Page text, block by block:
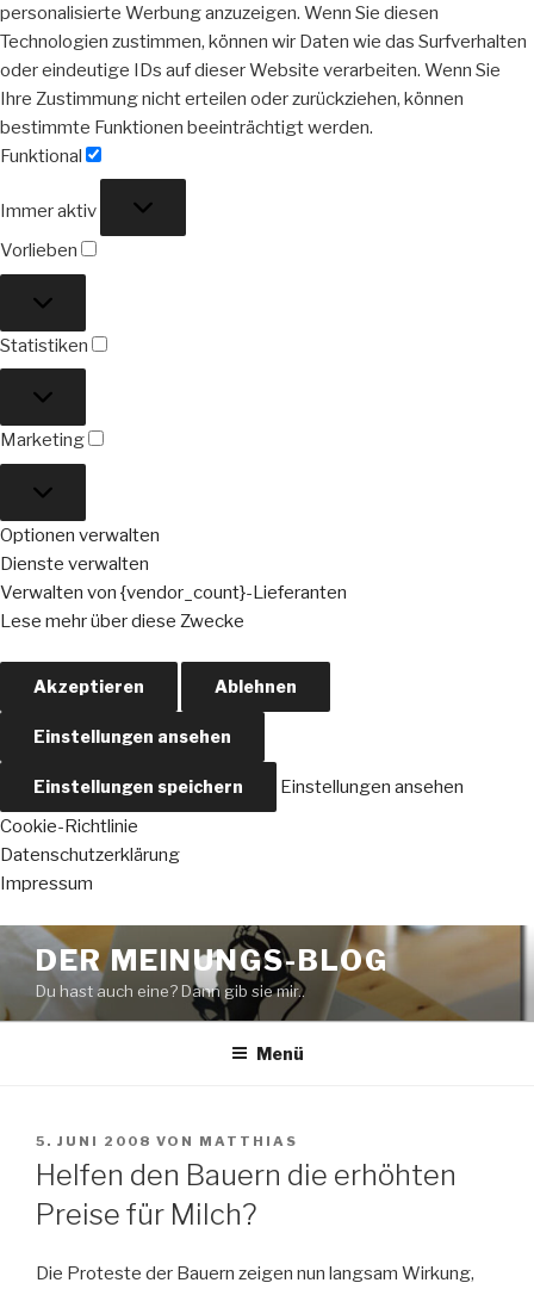
personalisierte Werbung anzuzeigen. Wenn Sie diesen
Technologien zustimmen, können wir Daten wie das Surfverhalten
oder eindeutige IDs auf dieser Website verarbeiten. Wenn Sie
Ihre Zustimmung nicht erteilen oder zurückziehen, können
bestimmte Funktionen beeinträchtigt werden.
Funktional
Immer aktiv
Vorlieben
Statistiken
Marketing
Optionen verwalten
Dienste verwalten
Verwalten von {vendor_count}-Lieferanten
Lese mehr über diese Zwecke
Akzeptieren Ablehnen
Einstellungen ansehen
Einstellungen speichern
Einstellungen ansehen
Cookie-Richtlinie
Datenschutzerklärung
Impressum
Zum
Inhalt
springen
DER MEINUNGS-BLOG
Du hast auch eine? Dann gib sie mir..
Menü
VERÖFFENTLICHT
AM
5. JUNI 2008 VON MATTHIAS
Helfen den Bauern die erhöhten
Preise für Milch?
Die Proteste der Bauern zeigen nun langsam Wirkung,